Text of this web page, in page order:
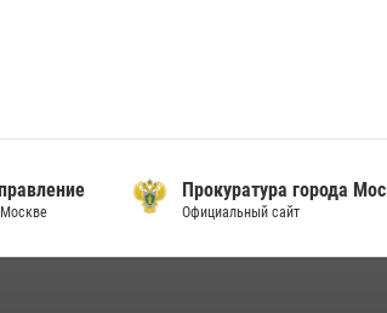
Прокуратура города
Официальный сайт